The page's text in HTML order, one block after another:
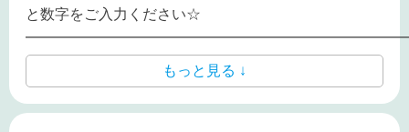
と数字をご入力ください☆
もっと見る ↓